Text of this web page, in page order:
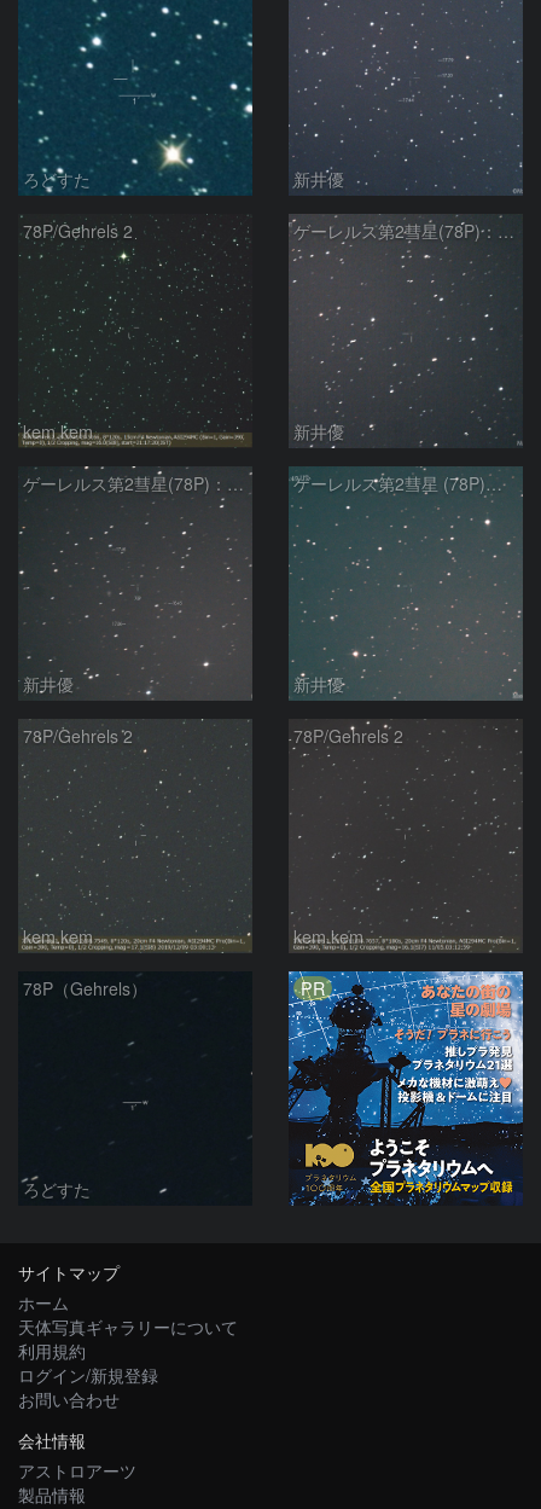
ろどすた 新井優
78P/Gehrels 2
kem.kem
ゲーレルス第2彗星(78P)：2020/02/18
新井優
ゲーレルス第2彗星(78P)：2020/01/22
新井優
ゲーレルス第2彗星 (78P)：2020/01/06
新井優
78P/Gehrels 2
kem.kem
78P/Gehrels 2
kem.kem
78P（Gehrels）
ろどすた
PR
サイトマップ
ホーム
天体写真ギャラリーについて
利用規約
ログイン/新規登録
お問い合わせ
会社情報
アストロアーツ
製品情報